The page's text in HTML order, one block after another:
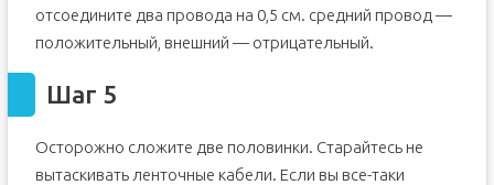
отсоедините два провода на 0,5 см. средний провод —
положительный, внешний — отрицательный.
Шаг 5
Осторожно сложите две половинки. Старайтесь не
вытаскивать ленточные кабели. Если вы все-таки